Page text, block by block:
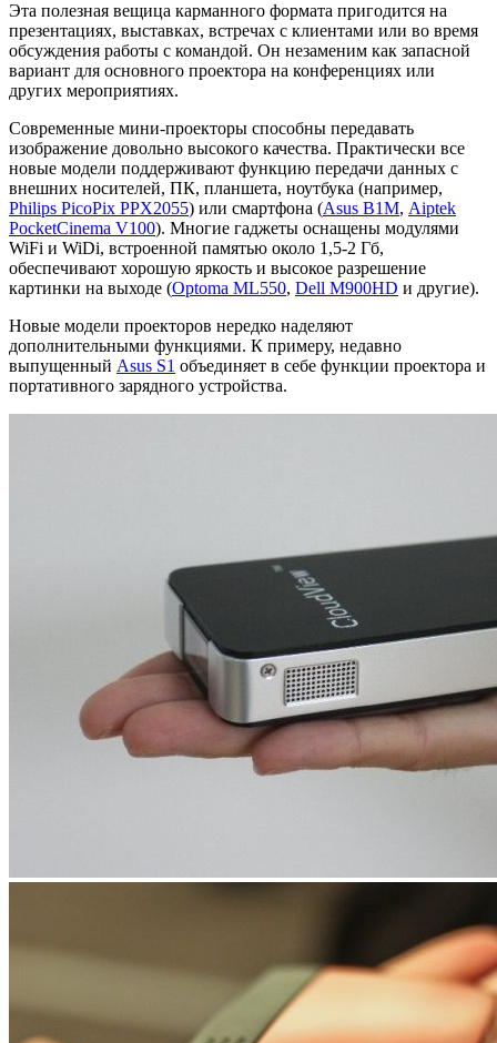
Эта полезная вещица карманного формата пригодится на
презентациях, выставках, встречах с клиентами или во время
обсуждения работы с командой. Он незаменим как запасной
вариант для основного проектора на конференциях или
других мероприятиях.
Современные мини-проекторы способны передавать
изображение довольно высокого качества. Практически все
новые модели поддерживают функцию передачи данных с
внешних носителей, ПК, планшета, ноутбука (например,
Philips PicoPix PPX2055) или смартфона (Asus B1M, Aiptek
PocketCinema V100). Многие гаджеты оснащены модулями
WiFi и WiDi, встроенной памятью около 1,5-2 Гб,
обеспечивают хорошую яркость и высокое разрешение
картинки на выходе (Optoma ML550, Dell M900HD и другие).
Новые модели проекторов нередко наделяют
дополнительными функциями. К примеру, недавно
выпущенный Asus S1 объединяет в себе функции проектора и
портативного зарядного устройства.